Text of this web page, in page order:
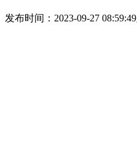
发布时间：2023-09-27 08:59:49